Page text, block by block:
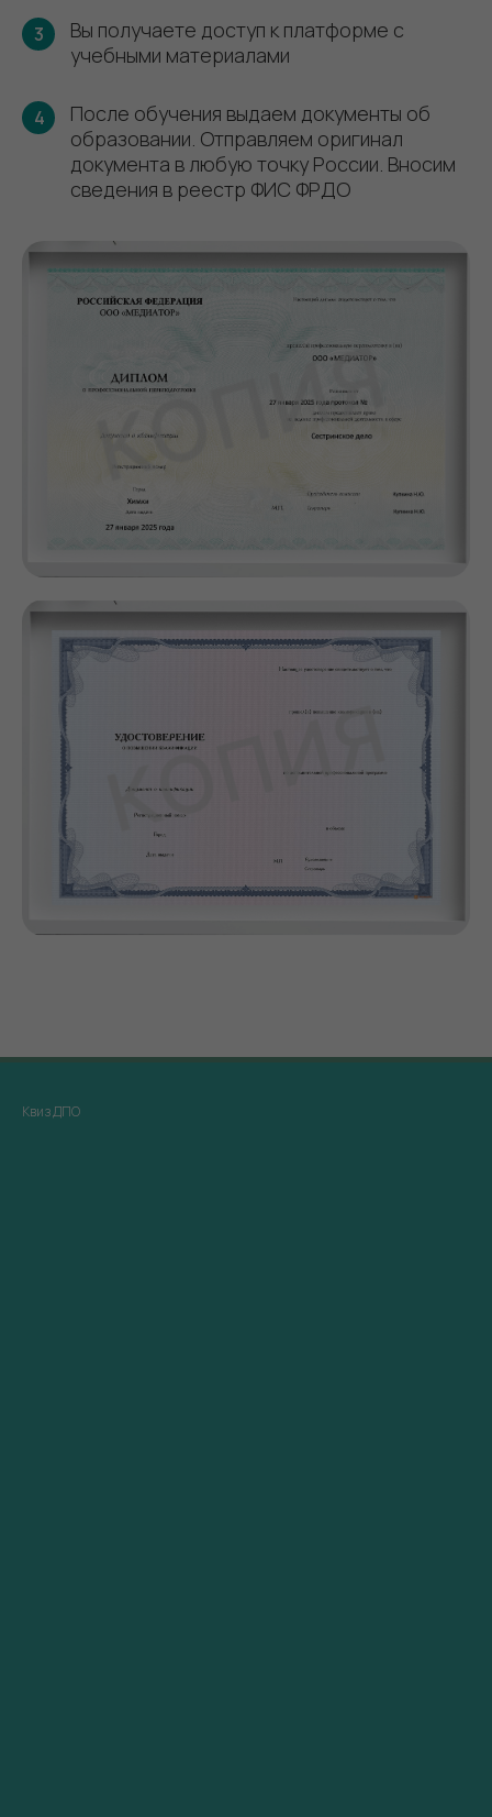
3
Вы получаете доступ к платформе с
учебными материалами
4
После обучения выдаем документы об
образовании. Отправляем оригинал
документа в любую точку России. Вносим
сведения в реестр ФИС ФРДО
Квиз ДПО